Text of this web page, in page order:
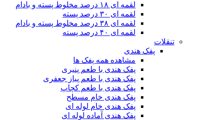
لقمه ای ۱۸ درصد مخلوط پسته و بادام
لقمه ای ۳۰ درصد پسته
لقمه ای ۳۸ درصد مخلوط پسته و بادام
لقمه ای ۴۰ درصد پسته
تنقلات
پفک هندی
مشاهده همه پفک ها
پفک هندی با طعم پنیری
پفک هندی با طعم پیاز جعفری
پفک هندی با طعم کچاپ
پفک هندی خام مسطح
پفک هندی خام لوله ای
پفک هندی آماده لوله ای